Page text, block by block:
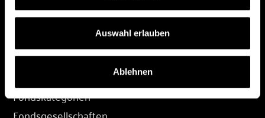
Auswahl erlauben
Ablehnen
FONDS
Fondskategorien